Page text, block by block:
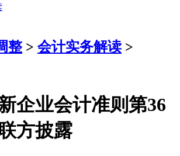
整> 会计实务解读 >
企业会计准则第36
方披露